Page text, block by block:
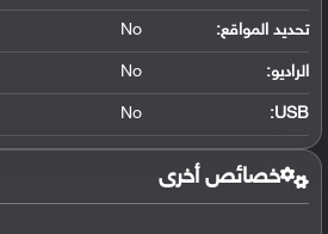
تحديد المواقع:
No
الراديو: No
USB
:
No
خصائص أخرى